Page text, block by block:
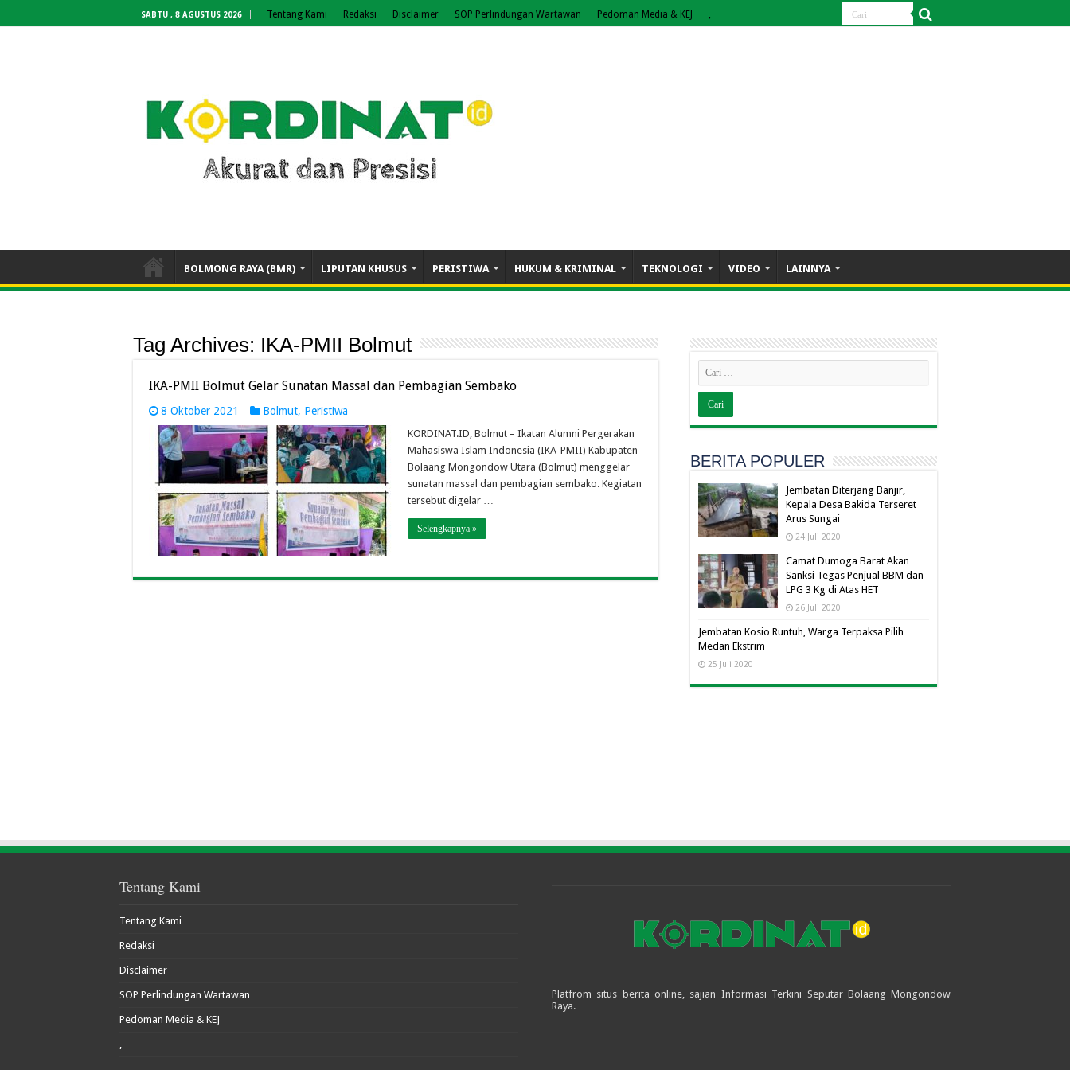
SABTU , 8 AGUSTUS 2026 Tentang Kami Redaksi Disclaimer SOP Perlindungan Wartawan Pedoman Media & KEJ ,
BOLMONG RAYA (BMR) LIPUTAN KHUSUS PERISTIWA HUKUM & KRIMINAL TEKNOLOGI VIDEO LAINNYA
Tag Archives: IKA-PMII Bolmut
IKA-PMII Bolmut Gelar Sunatan Massal dan Pembagian Sembako
8 Oktober 2021 Bolmut, Peristiwa
KORDINAT.ID, Bolmut – Ikatan Alumni Pergerakan
Mahasiswa Islam Indonesia (IKA-PMII) Kabupaten
Bolaang Mongondow Utara (Bolmut) menggelar
sunatan massal dan pembagian sembako. Kegiatan
tersebut digelar …
Selengkapnya »
BERITA POPULER
Jembatan Diterjang Banjir,
Kepala Desa Bakida Terseret
Arus Sungai
24 Juli 2020
Camat Dumoga Barat Akan
Sanksi Tegas Penjual BBM dan
LPG 3 Kg di Atas HET
26 Juli 2020
Jembatan Kosio Runtuh, Warga Terpaksa Pilih
Medan Ekstrim
25 Juli 2020
Tentang Kami
Tentang Kami
Redaksi
Disclaimer
SOP Perlindungan Wartawan
Pedoman Media & KEJ
,
Platfrom situs berita online, sajian Informasi Terkini Seputar Bolaang Mongondow
Raya.